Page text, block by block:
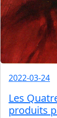
2022-03-24
Les
produits